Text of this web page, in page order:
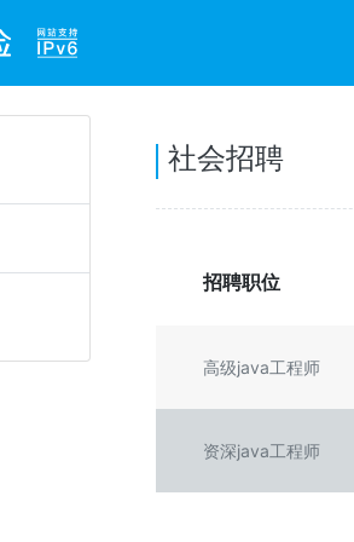
社会招聘
招聘职位
高级java工程师
资深java工程师